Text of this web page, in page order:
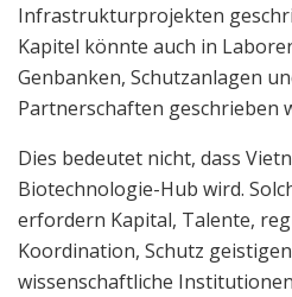
Infrastrukturprojekten
Kapitel könnte auch in
Genbanken, Schutzanlagen
Partnerschaften geschrieben
Dies bedeutet nicht, dass
Biotechnologie-Hub wird.
erfordern Kapital, Talente,
Koordination, Schutz
wissenschaftliche